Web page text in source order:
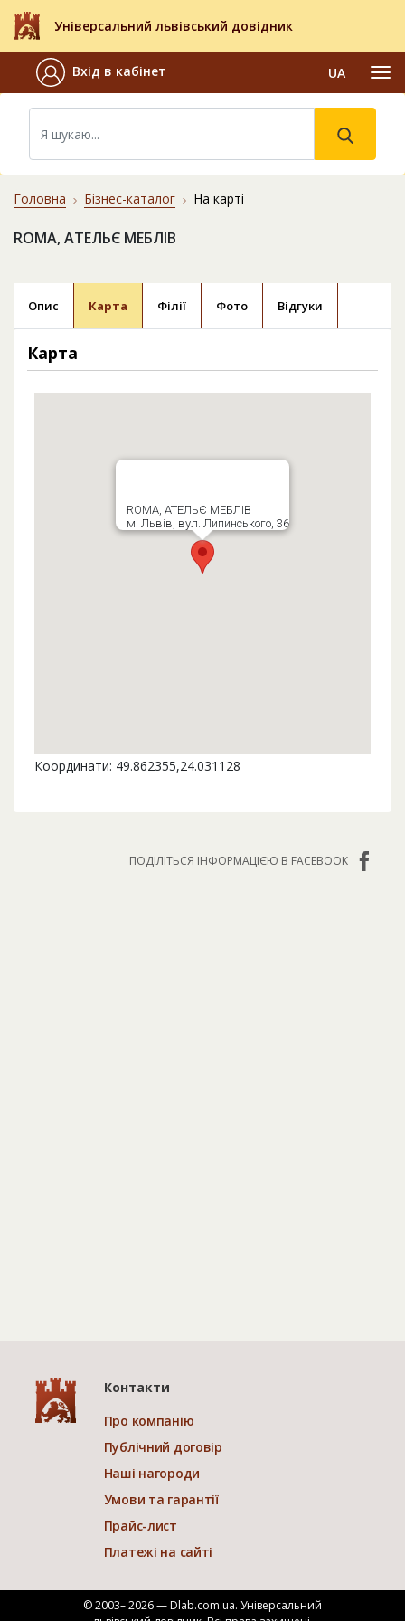
Універсальний львівський довідник
Вхід в кабінет UA
Головна Бізнес-каталог На карті
ROMA, АТЕЛЬЄ МЕБЛІВ
Опис Карта Філії Фото Відгуки
Карта
ROMA, АТЕЛЬЄ МЕБЛІВ
м. Львів, вул. Липинського, 36
Координати: 49.862355,24.031128
ПОДІЛІТЬСЯ ІНФОРМАЦІЄЮ В FACEBOOK
Контакти
Про компанію
Публічний договір
Наші нагороди
Умови та гарантії
Прайс-лист
Платежі на сайті
© 2003– 2026 — Dlab.com.ua. Універсальний